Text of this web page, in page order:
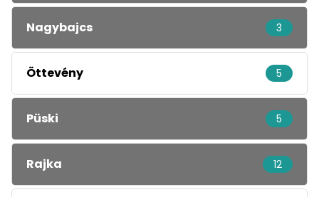
Nagybajcs 3
Öttevény 5
Püski 5
Rajka 12